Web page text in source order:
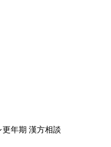
更年期 漢方相談